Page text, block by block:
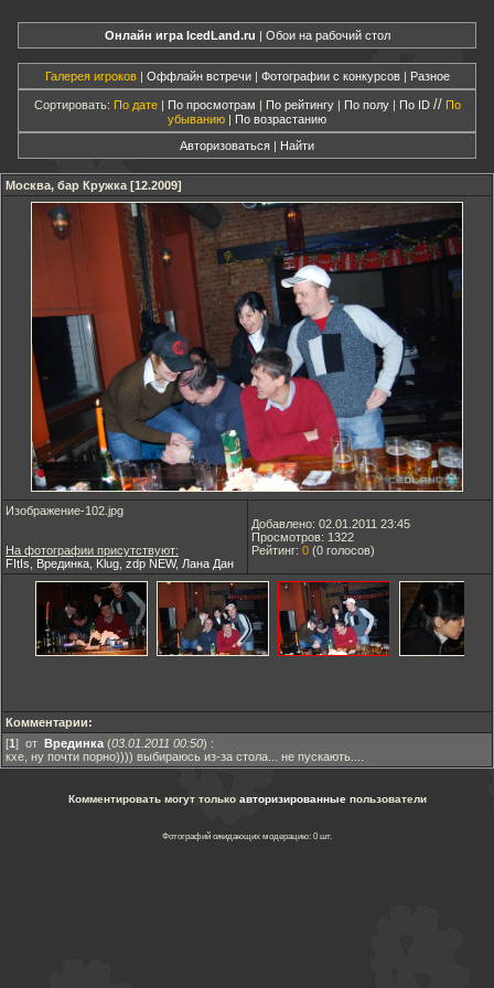
Онлайн игра IcedLand.ru | Обои на рабочий стол
Галерея игроков| Оффлайн встречи| Фотографии с конкурсов| Разное
Сортировать: По дате| По просмотрам | По рейтингу| По полу| По ID // По
убыванию | По возрастанию
Авторизоваться | Найти
Москва, бар Кружка [12.2009]
Изображение-102.jpg
На фотографии присутствуют:
FItIs
Врединка Klug zdp NEW, Лана Дан
Добавлено: 02.01.2011 23:45
Просмотров: 1322
Рейтинг: 0 (0 голосов)
Комментарии:
[1] от Врединка (03.01.2011 00:50) :
кхе, ну почти порно)))) выбираюсь из-за стола... не пускають....
Комментировать могут только авторизированныепользователи
Фотографий ожидающих модерацию: 0 шт.